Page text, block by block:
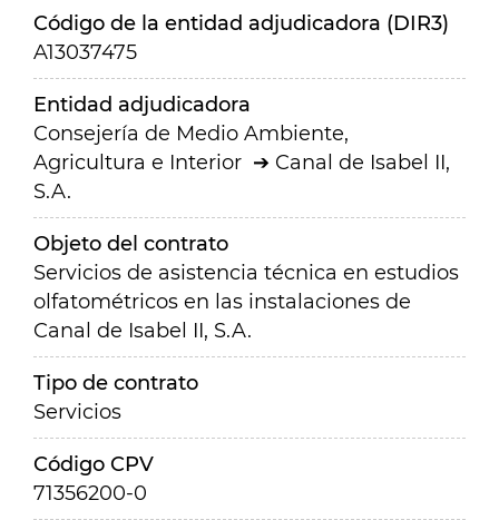
Código de la entidad adjudicadora (DIR3)
A13037475
Entidad adjudicadora
Consejería de Medio Ambiente,
Agricultura e Interior
Canal de Isabel II,
S.A.
Objeto del contrato
Servicios de asistencia técnica en estudios
olfatométricos en las instalaciones de
Canal de Isabel II, S.A.
Tipo de contrato
Servicios
Código CPV
71356200-0